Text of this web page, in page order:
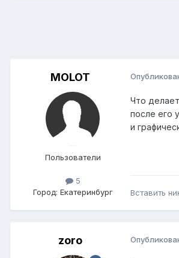
MOLOT
Пользователи
5
Город: Екатеринбург
Что
после его
и
Вставить
zoro